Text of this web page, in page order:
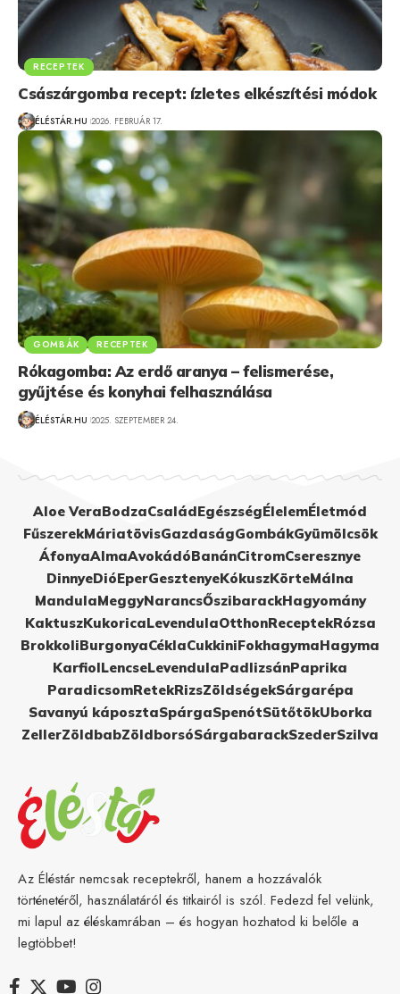
RECEPTEK
Császárgomba recept: ízletes elkészítési módok
ÉLÉSTÁR.HU 2026. FEBRUÁR 17.
GOMBÁK RECEPTEK
Rókagomba: Az erdő aranya – felismerése,
gyűjtése és konyhai felhasználása
ÉLÉSTÁR.HU 2025. SZEPTEMBER 24.
Aloe VeraBodzaCsaládEgészségÉlelemÉletmód
FűszerekMáriatövisGazdaságGombákGyümölcsök
ÁfonyaAlmaAvokádóBanánCitromCseresznye
DinnyeDióEperGesztenyeKókuszKörteMálna
MandulaMeggyNarancsŐszibarackHagyomány
KaktuszKukoricaLevendulaOtthonReceptekRózsa
BrokkoliBurgonyaCéklaCukkiniFokhagymaHagyma
KarfiolLencseLevendulaPadlizsánPaprika
ParadicsomRetekRizsZöldségekSárgarépa
Savanyú káposztaSpárgaSpenótSütőtökUborka
ZellerZöldbabZöldborsóSárgabarackSzederSzilva
Az Éléstár nemcsak receptekről, hanem a hozzávalók
történetéről, használatáról és titkairól is szól. Fedezd fel velünk,
mi lapul az éléskamrában – és hogyan hozhatod ki belőle a
legtöbbet!